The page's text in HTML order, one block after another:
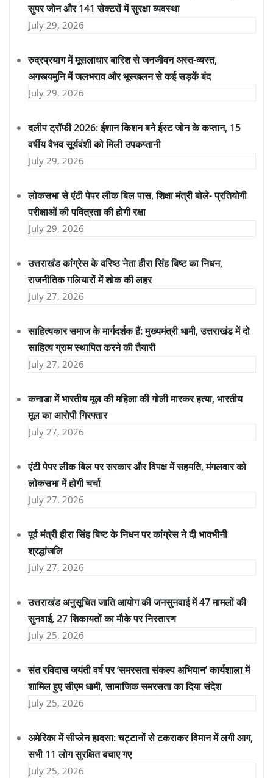
सुपर जोन और 141 सेक्टरों में सुरक्षा व्यवस्था
July 29, 2026
रुद्रप्रयाग में मूसलाधार बारिश से जनजीवन अस्त-व्यस्त,
अगस्त्यमुनि में जलभराव और भूस्खलन से कई सड़कें बंद
July 29, 2026
दलीप ट्रॉफी 2026: ईशान किशन बने ईस्ट जोन के कप्तान, 15
वर्षीय वैभव सूर्यवंशी को मिली उपकप्तानी
July 29, 2026
लोकसभा से एंटी पेपर लीक बिल पास, शिक्षा मंत्री बोले- प्रतियोगी
परीक्षाओं की पवित्रता की होगी रक्षा
July 29, 2026
उत्तराखंड कांग्रेस के वरिष्ठ नेता हीरा सिंह बिष्ट का निधन,
राजनीतिक गलियारों में शोक की लहर
July 27, 2026
साहित्यकार समाज के मार्गदर्शक हैं: मुख्यमंत्री धामी, उत्तराखंड में दो
साहित्य ग्राम स्थापित करने की तैयारी
July 27, 2026
कनाडा में भारतीय मूल की महिला की गोली मारकर हत्या, भारतीय
मूल का आरोपी गिरफ्तार
July 27, 2026
एंटी पेपर लीक बिल पर सरकार और विपक्ष में सहमति, मंगलवार को
लोकसभा में होगी चर्चा
July 27, 2026
पूर्व मंत्री हीरा सिंह बिष्ट के निधन पर कांग्रेस ने दी भावभीनी
श्रद्धांजलि
July 27, 2026
उत्तराखंड अनुसूचित जाति आयोग की जनसुनवाई में 47 मामलों की
सुनवाई, 27 शिकायतों का मौके पर निस्तारण
July 25, 2026
संत रविदास जयंती वर्ष पर ‘समरसता संकल्प अभियान’ कार्यशाला में
शामिल हुए सीएम धामी, सामाजिक समरसता का दिया संदेश
July 25, 2026
अमेरिका में सीप्लेन हादसा: चट्टानों से टकराकर विमान में लगी आग,
सभी 11 लोग सुरक्षित बचाए गए
July 25, 2026